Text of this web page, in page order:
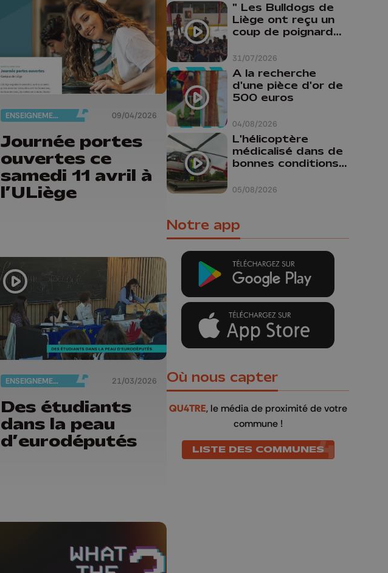
ENSEIGNEMENT 09/04/2026
Journée portes
ouvertes ce
samedi 11 avril à
l’ULiège
ENSEIGNEMENT 21/03/2026
Des étudiants
dans la peau
d’eurodéputés
31/07/2026
" Les Bulldogs de
Liège ont reçu un
coup de poignard
04/08/2026
A la recherche
d'une pièce d'or de
500 euros
05/08/2026
L'hélicoptère
médicalisé dans de
bonnes conditions à
Notre app
Où nous capter
QU4TRE, le média de proximité de votre
commune !
LISTE DES COMMUNES